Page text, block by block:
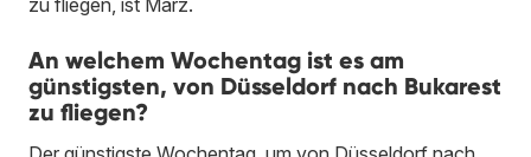
An welchem Wochentag ist es am
günstigsten, von Düsseldorf nach Bukarest
zu fliegen?